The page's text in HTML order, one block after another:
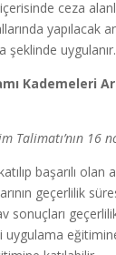
ceza
yapılacak
şeklinde uygulanır.
Kademeleri
Talimatı’nın 16
başarılı olan
geçerlilik
sonuçları
uygulama